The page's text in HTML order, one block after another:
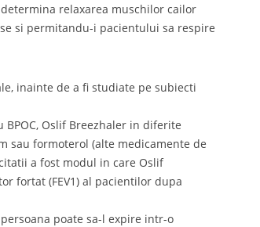
relaxarea muschilor cailor
si permitandu-i pacientului sa respire
inainte de a fi studiate pe subiecti
Oslif Breezhaler in diferite
sau formoterol (alte medicamente de
a fost modul in care Oslif
fortat (FEV1) al pacientilor dupa
poate sa-l expire intr-o